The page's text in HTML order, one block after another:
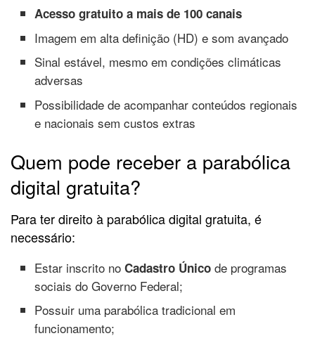
Acesso gratuito a mais de 100 canais
Imagem em alta definição (HD) e som avançado
Sinal estável, mesmo em condições climáticas
adversas
Possibilidade de acompanhar conteúdos regionais
e nacionais sem custos extras
Quem pode receber a parabólica
digital gratuita?
Para ter direito à parabólica digital gratuita, é
necessário:
Estar inscrito noCadastro Único de programas
sociais do Governo Federal;
Possuir uma parabólica tradicional em
funcionamento;